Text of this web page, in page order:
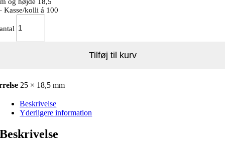
Kasse/kolli á 100
Tilføj til kurv
25 × 18,5 mm
Beskrivelse
Yderligere information
Beskrivelse